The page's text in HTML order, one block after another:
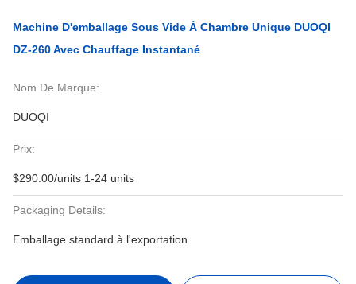
Machine D'emballage Sous Vide À Chambre Unique DUOQI
DZ-260 Avec Chauffage Instantané
Nom De Marque:
DUOQI
Prix:
$290.00/units 1-24 units
Packaging Details:
Emballage standard à l'exportation